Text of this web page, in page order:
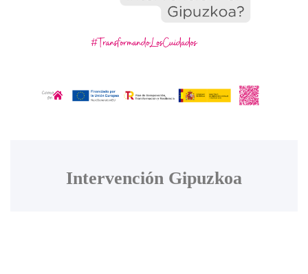
Intervención Gipuzkoa